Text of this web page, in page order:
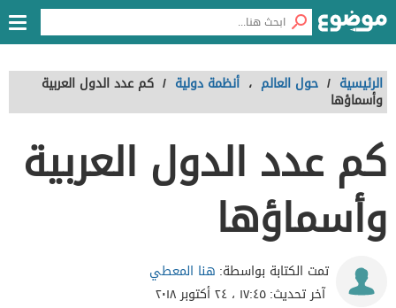
الرئيسية / حول العالم ، أنظمة دولية / كم عدد الدول العربية
وأسماؤها
كم عدد الدول العربية
وأسماؤها
تمت الكتابة بواسطة: هنا المعطي
آخر تحديث:١٧:٤٥ ، ٢٤ أكتوبر ٢٠١٨